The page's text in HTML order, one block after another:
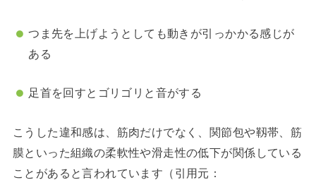
つま先を上げようとしても動きが引っかかる感じが
ある
足首を回すとゴリゴリと音がする
こうした違和感は、筋肉だけでなく、関節包や靱帯、筋
膜といった組織の柔軟性や滑走性の低下が関係している
ことがあると言われています（引用元：